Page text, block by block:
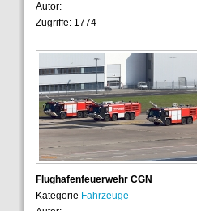
Autor:
Zugriffe: 1774
Flughafenfeuerwehr CGN
Kategorie Fahrzeuge